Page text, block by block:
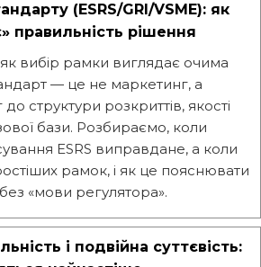
(ESRS/GRI/VSME): як
правильність рішення
вибір рамки виглядає очима
— це не маркетинг, а
структури розкриттів, якості
бази. Розбираємо, коли
ESRS виправдане, а коли
рамок, і як це пояснювати
«мови регулятора».
і подвійна суттєвість: